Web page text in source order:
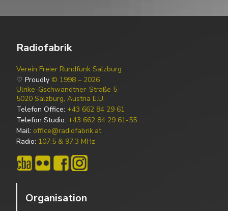
Radiofabrik
Verein Freier Rundfunk Salzburg
♡ Proudly © 1998 – 2026
Ulrike-Gschwandtner-Straße 5
5020 Salzburg, Austria E.U.
Telefon Office: +43 662 84 29 61
Telefon Studio: +43 662 84 29 61-55
Mail: office@radiofabrik.at
Radio: 107,5 & 97,3 MHz
Organisation